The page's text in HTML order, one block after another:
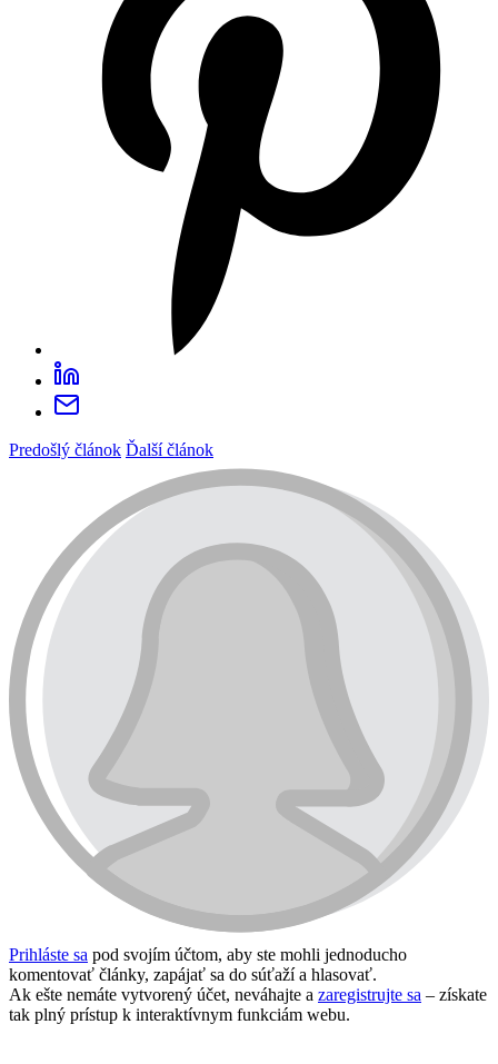
Predošlý článok Ďalší článok
Prihláste sa pod svojím účtom, aby ste mohli jednoducho
komentovať články, zapájať sa do súťaží a hlasovať.
Ak ešte nemáte vytvorený účet, neváhajte a zaregistrujte sa – získate
tak plný prístup k interaktívnym funkciám webu.